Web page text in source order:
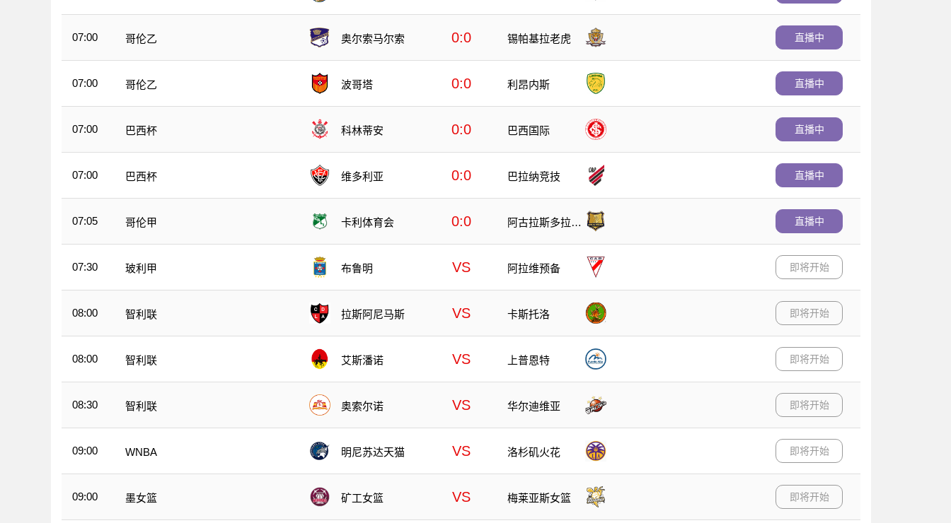
07:00 哥伦乙 奥尔索马尔索 0:0 锡帕基拉老虎 直播中
07:00 哥伦乙 波哥塔 0:0 利昂内斯 直播中
07:00 巴西杯 科林蒂安 0:0 巴西国际 直播中
07:00 巴西杯 维多利亚 0:0 巴拉纳竞技 直播中
07:05 哥伦甲 卡利体育会 0:0
阿古拉斯多拉达
直播中
07:30 玻利甲 布鲁明 VS 阿拉维预备 即将开始
08:00 智利联 拉斯阿尼马斯 VS 卡斯托洛 即将开始
08:00 智利联 艾斯潘诺 VS 上普恩特 即将开始
08:30 智利联 奥索尔诺 VS 华尔迪维亚 即将开始
09:00 WNBA 明尼苏达天猫 VS 洛杉矶火花 即将开始
09:00 墨女篮 矿工女篮 VS 梅莱亚斯女篮 即将开始